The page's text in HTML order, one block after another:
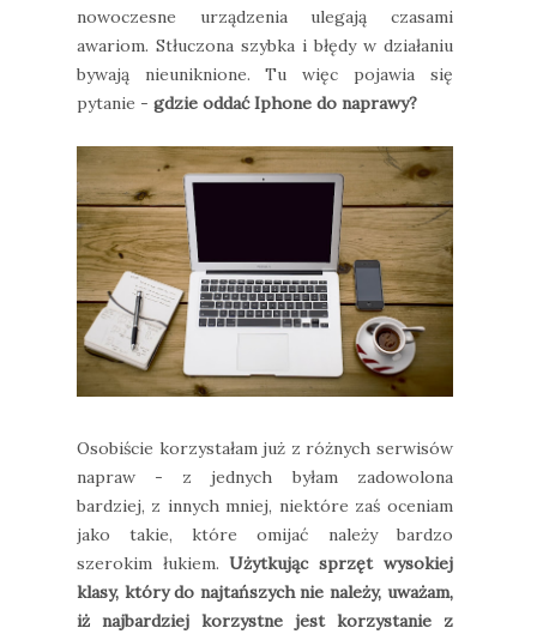
nowoczesne urządzenia ulegają czasami
awariom. Stłuczona szybka i błędy w działaniu
bywają nieuniknione. Tu więc pojawia się
pytanie - gdzie oddać Iphone do naprawy?
Osobiście korzystałam już z różnych serwisów
napraw - z jednych byłam zadowolona
bardziej, z innych mniej, niektóre zaś oceniam
jako takie, które omijać należy bardzo
szerokim łukiem.Użytkując sprzęt wysokiej
klasy, który do najtańszych nie należy, uważam,
iż najbardziej korzystne jest korzystanie z